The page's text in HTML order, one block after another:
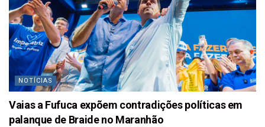
NOTÍCIAS
Vaias a Fufuca expõem contradições políticas em
palanque de Braide no Maranhão